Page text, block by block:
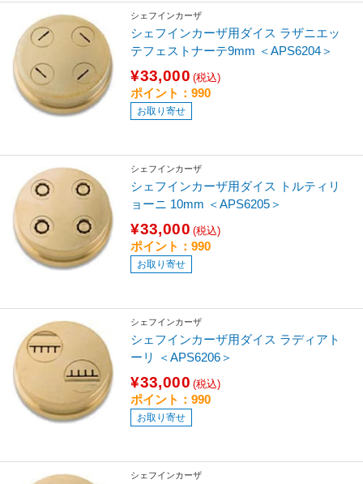
シェフインカーザ
シェフインカーザ用ダイス ラザニエッ
テフェストナーテ9mm ＜APS6204＞
¥33,000 (税込)
ポイント：990
お取り寄せ
シェフインカーザ
シェフインカーザ用ダイス トルティリ
ョーニ 10mm ＜APS6205＞
¥33,000 (税込)
ポイント：990
お取り寄せ
シェフインカーザ
シェフインカーザ用ダイス ラディアト
ーリ ＜APS6206＞
¥33,000 (税込)
ポイント：990
お取り寄せ
シェフインカーザ